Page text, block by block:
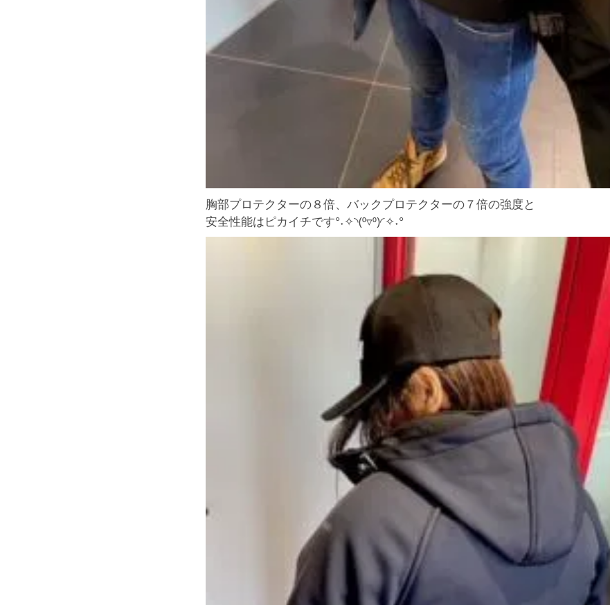
胸部プロテクターの８倍、バックプロテクターの７倍の強度と
安全性能はピカイチです°˖✧◝(⁰▿⁰)◜✧˖°